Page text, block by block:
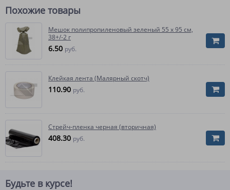
Похожие товары
Мешок полипропиленовый зеленый 55 x 95 см,
38+/-2 г
6.50 руб.
Клейкая лента (Малярный скотч)
110.90 руб.
Стрейч-пленка черная (вторичная)
408.30 руб.
Будьте в курсе!